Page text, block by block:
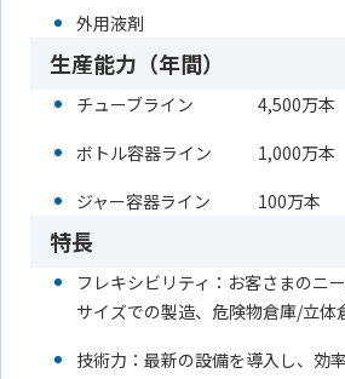
外用液剤
生産能力（年間）
チューブライン
4,500万本
ボトル容器ライン
1,000万本
ジャー容器ライン
100万本
特長
フレキシビリティ：お客さまのニ
サイズでの製造、危険物倉庫/立体
技術力：最新の設備を導入し、効